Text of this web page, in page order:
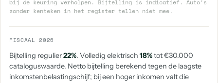
bij de keuring verholpen. Bijtelling is indicatief. Auto's
zonder kenteken in het register tellen niet mee.
FISCAAL 2026
Bijtelling regulier22%. Volledig elektrisch 18%tot €30.000
cataloguswaarde. Netto bijtelling berekend tegen de laagste
inkomstenbelastingschijf; bij een hoger inkomen valt die